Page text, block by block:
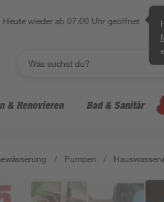
Heute wieder ab 07:00 Uhr geöffnet
& Renovieren Bad & Sanitär
/ Pumpen /